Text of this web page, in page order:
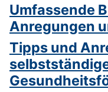
Umfassende
Anregungen
Tipps und